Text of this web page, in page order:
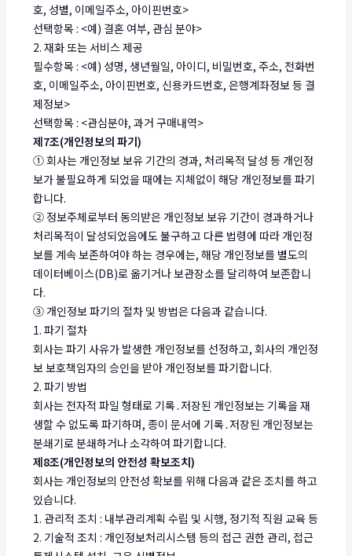
호, 성별, 이메일주소, 아이핀번호>
선택항목 : <예) 결혼 여부, 관심 분야>
2. 재화 또는 서비스 제공
필수항목 : <예) 성명, 생년월일, 아이디, 비밀번호, 주소, 전화번
호, 이메일주소, 아이핀번호, 신용카드번호, 은행계좌정보 등 결
제정보>
선택항목 : <관심분야, 과거 구매내역>
제7조(개인정보의 파기)
① 회사는 개인정보 보유 기간의 경과, 처리목적 달성 등 개인정
보가 불필요하게 되었을 때에는 지체없이 해당 개인정보를 파기
합니다.
② 정보주체로부터 동의받은 개인정보 보유 기간이 경과하거나
처리목적이 달성되었음에도 불구하고 다른 법령에 따라 개인정
보를 계속 보존하여야 하는 경우에는, 해당 개인정보를 별도의
데이터베이스(DB)로 옮기거나 보관장소를 달리하여 보존합니
다.
③ 개인정보 파기의 절차 및 방법은 다음과 같습니다.
1. 파기 절차
회사는 파기 사유가 발생한 개인정보를 선정하고, 회사의 개인정
보 보호책임자의 승인을 받아 개인정보를 파기합니다.
2. 파기 방법
회사는 전자적 파일 형태로 기록․저장된 개인정보는 기록을 재
생할 수 없도록 파기하며, 종이 문서에 기록․저장된 개인정보는
분쇄기로 분쇄하거나 소각하여 파기합니다.
제8조(개인정보의 안전성 확보조치)
회사는 개인정보의 안전성 확보를 위해 다음과 같은 조치를 하고
있습니다.
1. 관리적 조치 : 내부관리계획 수립 및 시행, 정기적 직원 교육 등
2. 기술적 조치 : 개인정보처리시스템 등의 접근 권한 관리, 접근